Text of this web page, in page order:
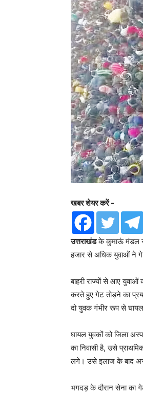
खबर शेयर करें -
उत्तराखंडके कुमाऊं मंडल से
हजार से अधिक युवाओं ने
बाहरी राज्यों से आए
करते हुए गेट तोड़ने का
दो युवक गंभीर रूप से
घायल युवकों को जिला
का निवासी है, उसे
लगे। उसे इलाज के बाद
भगदड़ के दौरान सेना का